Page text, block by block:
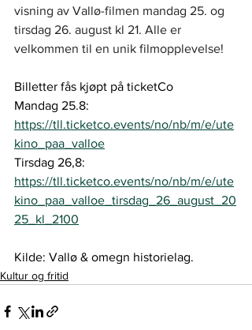
visning av Vallø-filmen mandag 25. og
tirsdag 26. august kl 21. Alle er
velkommen til en unik filmopplevelse!
Billetter fås kjøpt på ticketCo
Mandag 25.8:
https://tll.ticketco.events/no/nb/m/e/ute
kino_paa_valloe
Tirsdag 26,8:
https://tll.ticketco.events/no/nb/m/e/ute
kino_paa_valloe_tirsdag_26_august_20
25_kl_2100
Kilde: Vallø & omegn historielag.
Kultur og fritid